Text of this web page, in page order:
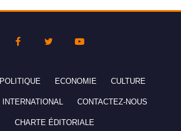
POLITIQUE ECONOMIE CULTURE
INTERNATIONAL CONTACTEZ-NOUS
CHARTE ÉDITORIALE